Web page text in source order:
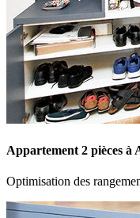
Appartement 2 pièces à
Optimisation des